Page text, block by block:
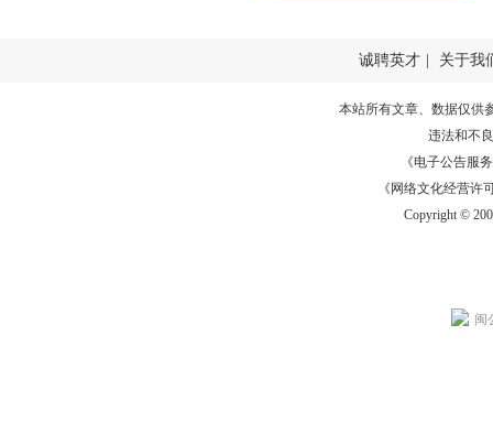
诚聘英才 关于我
本站所有文章、数据仅供
违法和不
《电子公告服务
《网络文化经营许
Copyright ©
闽